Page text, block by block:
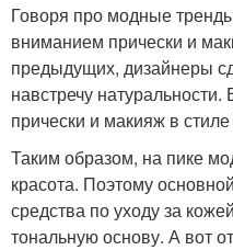
Говоря про модные
вниманием прически и
предыдущих, дизайнеры
навстречу
прически и макияж в
Таким образом, на пике
красота. Поэтому
средства по уходу за
тональную основу. А вот